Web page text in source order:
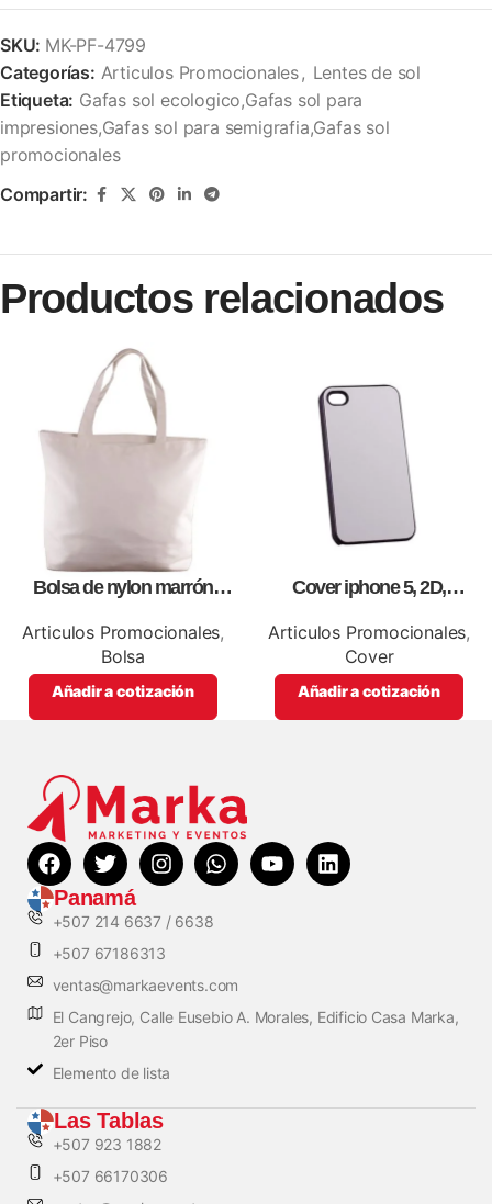
SKU: MK-PF-4799
Categorías: Articulos Promocionales, Lentes de sol
Etiqueta: Gafas sol ecologico,Gafas sol para
impresiones,Gafas sol para semigrafia,Gafas sol
promocionales
Compartir:
Productos relacionados
Bolsa de nylon marrón
color
Articulos Promocionales,
Bolsa
Añadir a cotización
Cover iphone 5, 2D,
Articulos Promocionales,
Cover
Añadir a cotización
Panamá
+507 214 6637 / 6638
+507 67186313
ventas@markaevents.com
El Cangrejo, Calle Eusebio A. Morales, Edificio Casa Marka,
2er Piso
Elemento de lista
Las Tablas
+507 923 1882
+507 66170306